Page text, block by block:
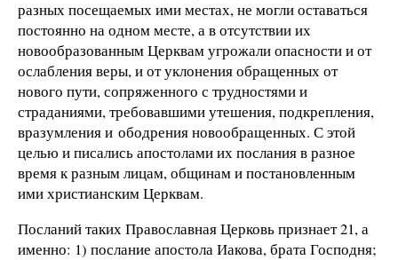
разных посещаемых ими местах, не могли оставаться
постоянно на одном месте, а в отсутствии их
новообразованным Церквам угрожали опасности и от
ослабления веры, и от уклонения обращенных от
нового пути, сопряженного с трудностями и
страданиями, требовавшими утешения, подкрепления,
вразумления и ободрения новообращенных. С этой
целью и писались апостолами их послания в разное
время к разным лицам, общинам и постановленным
ими христианским Церквам.
Посланий таких Православная Церковь признает 21, а
именно: 1) послание апостола Иакова, брата Господня;